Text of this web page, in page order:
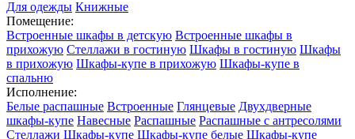
Для одежды Книжные
Помещение:
Встроенные шкафы в детскую Встроенные шкафы в
прихожую Стеллажи в гостиную Шкафы в гостиную Шкафы
в прихожую Шкафы-купе в прихожую Шкафы-купе в
спальню
Исполнение:
Белые распашные Встроенные Глянцевые Двухдверные
шкафы-купе Навесные Распашные Распашные с антресолями
Стеллажи Шкафы-купе Шкафы-купе белые Шкафы-купе